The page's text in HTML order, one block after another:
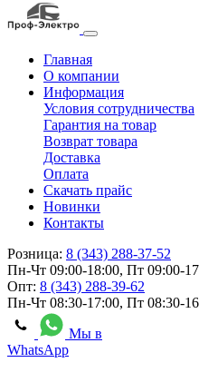
Главная
О компании
Информация
Условия сотрудничества
Гарантия на товар
Возврат товара
Доставка
Оплата
Скачать прайс
Новинки
Контакты
Розница: 8 (343) 288-37-52
Пн-Чт 09:00-18:00, Пт 09:00-
Опт: 8 (343) 288-39-62
Пн-Чт 08:30-17:00, Пт 08:30-
Мы в
WhatsApp